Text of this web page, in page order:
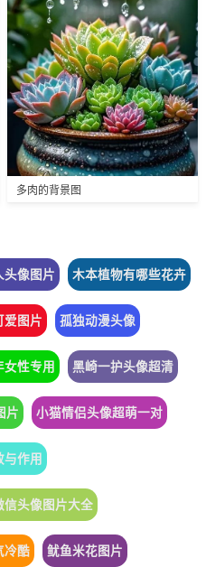
多肉的背景图
头像图片 木本植物有哪些花卉
爱图片 孤独动漫头像
女性专用 黑崎一护头像超清
片 小猫情侣头像超萌一对
与作用
信头像图片大全
冷酷 鱿鱼米花图片